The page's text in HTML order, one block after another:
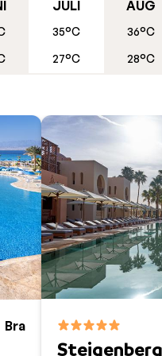
kan du snorkla runt och
Nöjer du dig inte med att
som erbjuder
där varje måltid
smaker som speglar
familjerestaurang eller
JULI
35°C
27°C
AUG
36°C
28°C
Bra